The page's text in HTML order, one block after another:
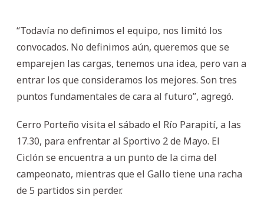
“Todavía no definimos el equipo, nos limitó los
convocados. No definimos aún, queremos que se
emparejen las cargas, tenemos una idea, pero van a
entrar los que consideramos los mejores. Son tres
puntos fundamentales de cara al futuro”, agregó.
Cerro Porteño visita el sábado el Río Parapití, a las
17.30, para enfrentar al Sportivo 2 de Mayo. El
Ciclón se encuentra a un punto de la cima del
campeonato, mientras que el Gallo tiene una racha
de 5 partidos sin perder.